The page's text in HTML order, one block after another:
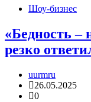
Шоу-бизнес
«Бедность –
резко
uurmru
26.05.2025
0